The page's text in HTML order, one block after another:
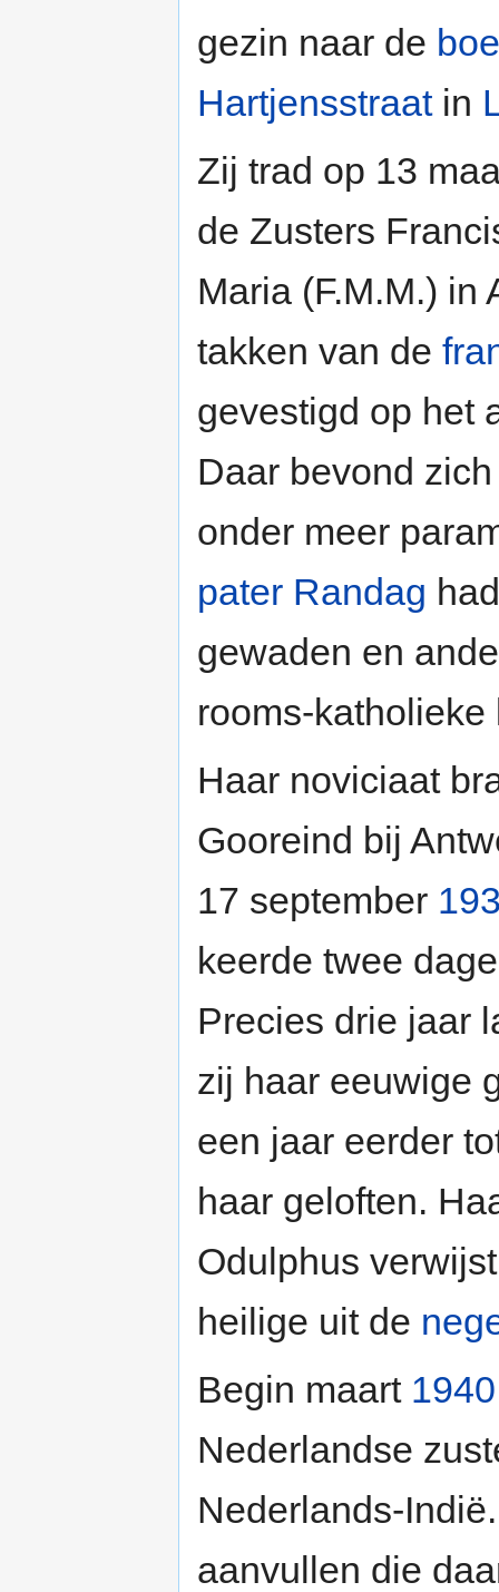
gezin naar de
Hartjensstraatin
Zij trad op 13
de Zusters
Maria (F.M.M.) in
takken van de
gevestigd op het
Daar bevond
onder meer
pater Randag
gewaden en
rooms-
Haar noviciaat
Gooreind bij
17 september
keerde twee
Precies drie jaar
zij haar eeuwige
een jaar eerder
haar geloften.
Odulphus
heilige uit de
Begin maart 1940
Nederlandse
Nederlands-
aanvullen die